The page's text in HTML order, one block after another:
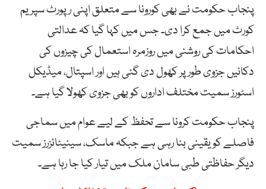
پنجاب حکومت نے بھی کورونا سے متعلق اپنی رپورٹ سپریم
کورٹ میں جمع کرا دی۔ جس میں کہا گیا کہ عدالتی
احکامات کی روشنی میں روزمرہ استعمال کی چیزوں کی
دکانیں جزوی طور پر کھول دی گئی ہیں اور اسپتال، میڈیکل
اسٹورز سمیت مختلف اداروں کو بھی جزوی کھولا گیا ہے۔
پنجاب حکومت کرونا سے تحفظ کے لیے عوام میں سماجی
فاصلے کو یقینی بنا رہی ہے جبکہ ماسک، سینیٹائزرز سمیت
دیگر حفاظتی طبی سامان ملک میں تیار کیا جا رہا ہے۔